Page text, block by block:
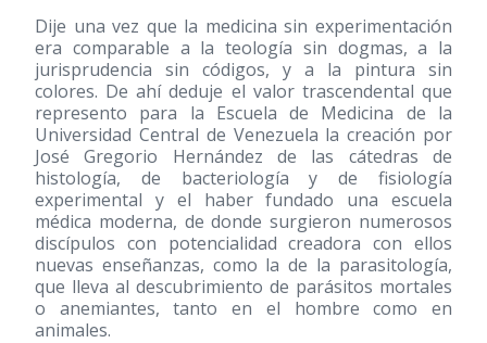
Dije una vez que la medicina sin experimentación
era comparable a la teología sin dogmas, a la
jurisprudencia sin códigos, y a la pintura sin
colores. De ahí deduje el valor trascendental que
represento para la Escuela de Medicina de la
Universidad Central de Venezuela la creación por
José Gregorio Hernández de las cátedras de
histología, de bacteriología y de fisiología
experimental y el haber fundado una escuela
médica moderna, de donde surgieron numerosos
discípulos con potencialidad creadora con ellos
nuevas enseñanzas, como la de la parasitología,
que lleva al descubrimiento de parásitos mortales
o anemiantes, tanto en el hombre como en
animales.